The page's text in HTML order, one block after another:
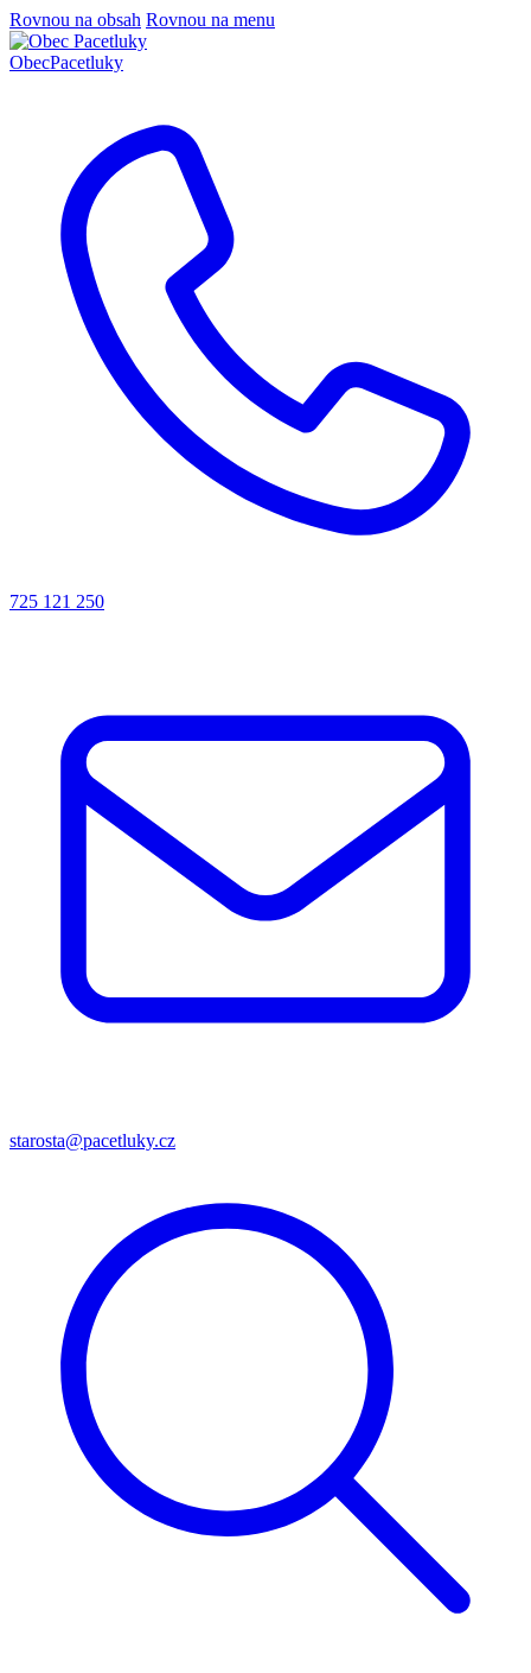
Rovnou na obsah Rovnou na menu
ObecPacetluky
725 121 250
starosta@pacetluky.cz